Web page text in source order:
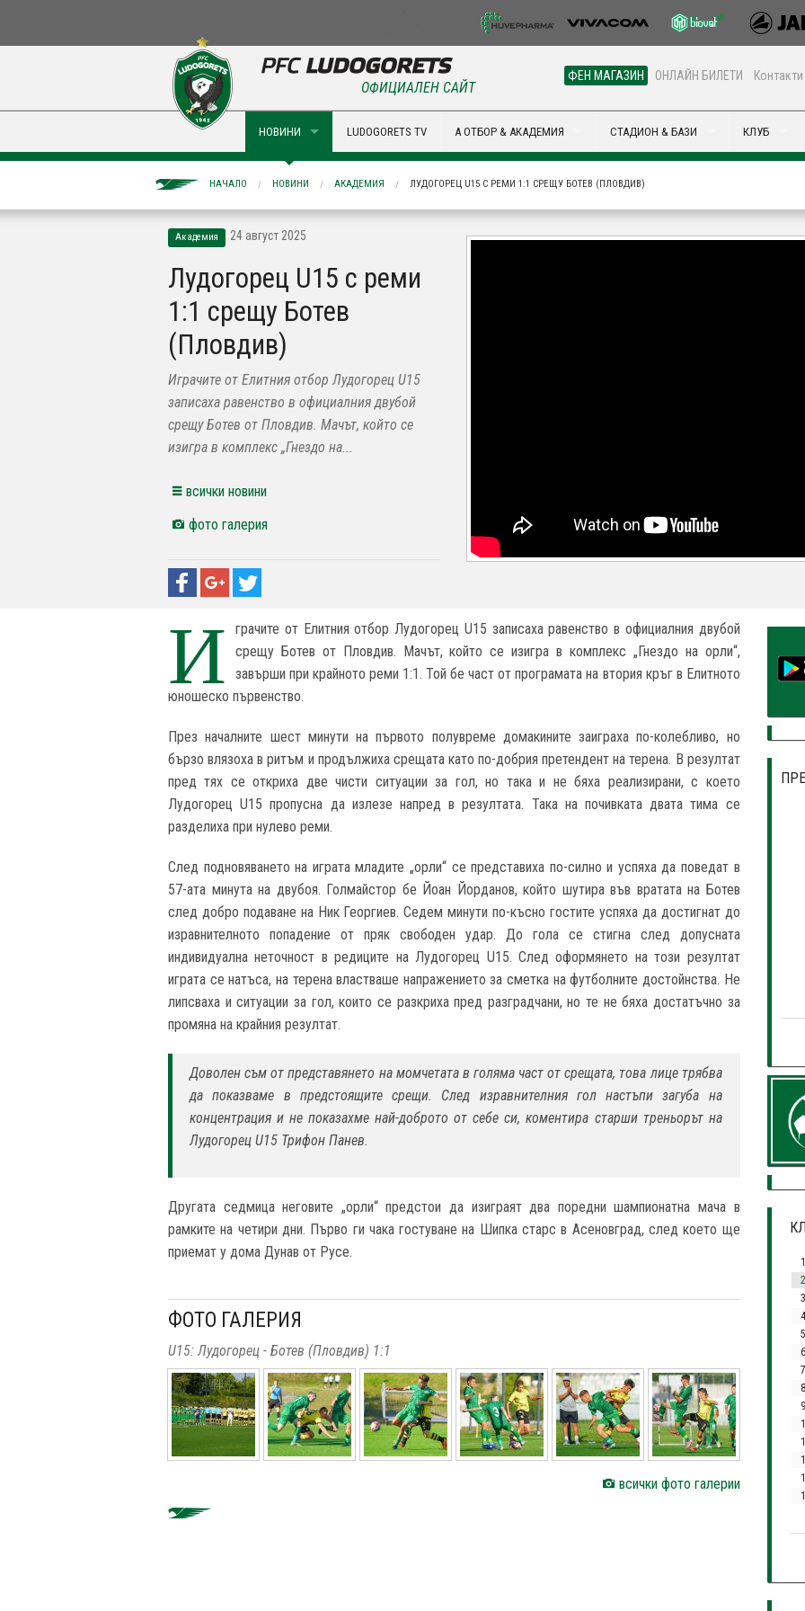
ФЕН МАГАЗИН ОНЛАЙН БИЛЕТИ Контакти
ОФИЦИАЛЕН САЙТ
НОВИНИ LUDOGORETS TV А ОТБОР & АКАДЕМИЯ СТАДИОН & БАЗИ КЛУБ
НАЧАЛО НОВИНИ АКАДЕМИЯ ЛУДОГОРЕЦ U15 С РЕМИ 1:1 СРЕЩУ БОТЕВ (ПЛОВДИВ)
Академия 24 август 2025
Лудогорец U15 с реми
1:1 срещу Ботев
(Пловдив)
Играчите от Елитния отбор Лудогорец U15
записаха равенство в официалния двубой
срещу Ботев от Пловдив. Мачът, който се
изигра в комплекс „Гнездо на...
всички новини
фото галерия
И
грачите от Елитния отбор Лудогорец U15 записаха равенство в официалния двубой
срещу Ботев от Пловдив. Мачът, който се изигра в комплекс „Гнездо на орли“,
завърши при крайното реми 1:1. Той бе част от програмата на втория кръг в Елитното
юношеско първенство.
През началните шест минути на първото полувреме домакините заиграха по-колебливо, но
бързо влязоха в ритъм и продължиха срещата като по-добрия претендент на терена. В резултат
пред тях се откриха две чисти ситуации за гол, но така и не бяха реализирани, с което
Лудогорец U15 пропусна да излезе напред в резултата. Така на почивката двата тима се
разделиха при нулево реми.
След подновяването на играта младите „орли“ се представиха по-силно и успяха да поведат в
57-ата минута на двубоя. Голмайстор бе Йоан Йорданов, който шутира във вратата на Ботев
след добро подаване на Ник Георгиев. Седем минути по-късно гостите успяха да достигнат до
изравнителното попадение от пряк свободен удар. До гола се стигна след допусната
индивидуална неточност в редиците на Лудогорец U15. След оформянето на този резултат
играта се натъса, на терена властваше напражението за сметка на футболните достойнства. Не
липсваха и ситуации за гол, които се разкриха пред разградчани, но те не бяха достатъчно за
промяна на крайния резултат.
Доволен съм от представянето на момчетата в голяма част от срещата, това лице трябва
да показваме в предстоящите срещи. След изравнителния гол настъпи загуба на
концентрация и не показахме най-доброто от себе си, коментира старши треньорът на
Лудогорец U15 Трифон Панев.
Другата седмица неговите „орли“ предстои да изиграят два поредни шампионатна мача в
рамките на четири дни. Първо ги чака гостуване на Шипка старс в Асеновград, след което ще
приемат у дома Дунав от Русе.
ФОТО ГАЛЕРИЯ
U15: Лудогорец - Ботев (Пловдив) 1:1
всички фото галерии